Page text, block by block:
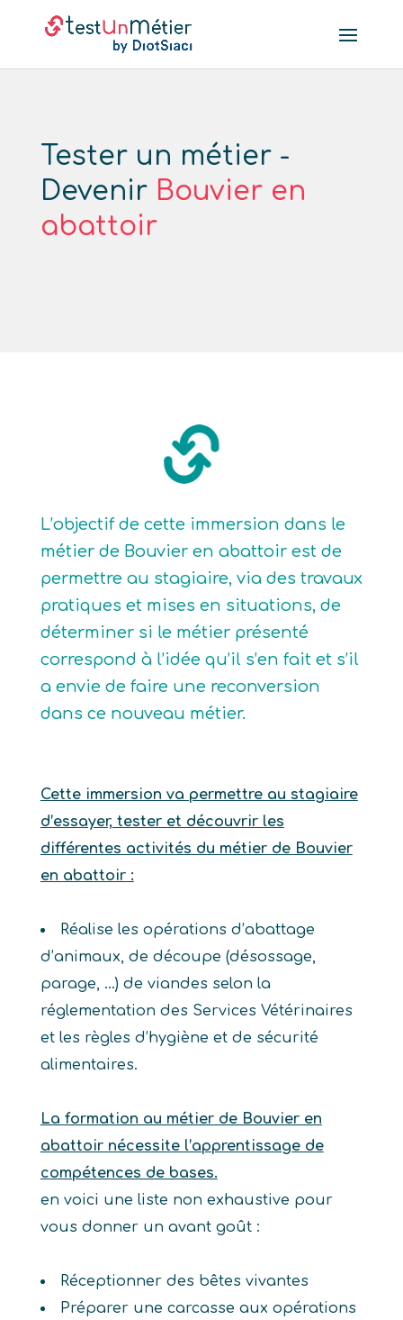
Tester un métier -
Devenir Bouvier en
abattoir
L’objectif de cette immersion dans le
métier de Bouvier en abattoir est de
permettre au stagiaire, via des travaux
pratiques et mises en situations, de
déterminer si le métier présenté
correspond à l’idée qu’il s’en fait et s’il
a envie de faire une reconversion
dans ce nouveau métier.
Cette immersion va permettre au stagiaire
d’essayer, tester et découvrir les
différentes activités du métier de Bouvier
en abattoir :
Réalise les opérations d’abattage
d’animaux, de découpe (désossage,
parage, …) de viandes selon la
réglementation des Services Vétérinaires
et les règles d’hygiène et de sécurité
alimentaires.
La formation au métier de Bouvier en
abattoir nécessite l’apprentissage de
compétences de bases.
en voici une liste non exhaustive pour
vous donner un avant goût :
Réceptionner des bêtes vivantes
Préparer une carcasse aux opérations